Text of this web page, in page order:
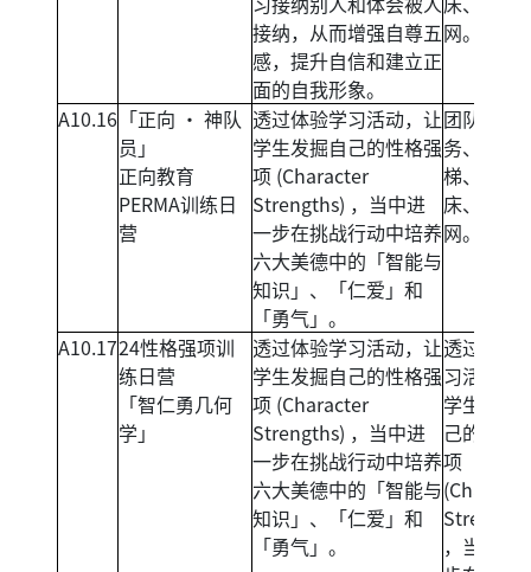
接纳，从而增强自尊五
感，提升自信和建立正
面的自我形象。
网。
A10.16 「正向 ‧ 神队
员」
正向教育
PERMA训练日
营
透过体验学习活动，让
学生发掘自己的性格强
项 (Character
Strengths) ，当中进
一步在挑战行动中培养
六大美德中的「智能与
知识」、「仁爱」和
「勇气」。
团队挑战
务、信任
梯、气球
床、高空
网。
A10.1724性格强项训
练日营
「智仁勇几何
学」
透过体验学习活动，让
学生发掘自己的性格强
项 (Character
Strengths) ，当中进
一步在挑战行动中培养
六大美德中的「智能与
知识」、「仁爱」和
「勇气」。
透过体验
习活动，
学生发掘
己的性格
项
，当中进